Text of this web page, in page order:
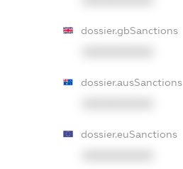
dossier.gbSanctions
dossier.ausSanctions
dossier.euSanctions